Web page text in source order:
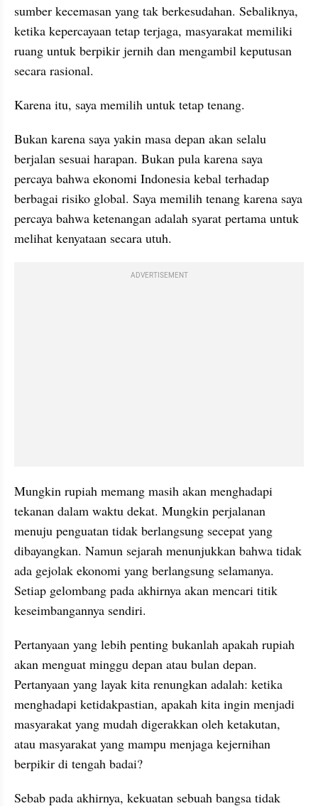
sumber kecemasan yang tak berkesudahan. Sebaliknya,
ketika kepercayaan tetap terjaga, masyarakat memiliki
ruang untuk berpikir jernih dan mengambil keputusan
secara rasional.
Karena itu, saya memilih untuk tetap tenang.
Bukan karena saya yakin masa depan akan selalu
berjalan sesuai harapan. Bukan pula karena saya
percaya bahwa ekonomi Indonesia kebal terhadap
berbagai risiko global. Saya memilih tenang karena saya
percaya bahwa ketenangan adalah syarat pertama untuk
melihat kenyataan secara utuh.
ADVERTISEMENT
Mungkin rupiah memang masih akan menghadapi
tekanan dalam waktu dekat. Mungkin perjalanan
menuju penguatan tidak berlangsung secepat yang
dibayangkan. Namun sejarah menunjukkan bahwa tidak
ada gejolak ekonomi yang berlangsung selamanya.
Setiap gelombang pada akhirnya akan mencari titik
keseimbangannya sendiri.
Pertanyaan yang lebih penting bukanlah apakah rupiah
akan menguat minggu depan atau bulan depan.
Pertanyaan yang layak kita renungkan adalah: ketika
menghadapi ketidakpastian, apakah kita ingin menjadi
masyarakat yang mudah digerakkan oleh ketakutan,
atau masyarakat yang mampu menjaga kejernihan
berpikir di tengah badai?
Sebab pada akhirnya, kekuatan sebuah bangsa tidak